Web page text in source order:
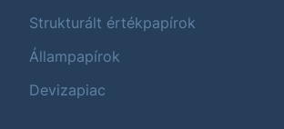
Strukturált értékpapírok
Állampapírok
Devizapiac